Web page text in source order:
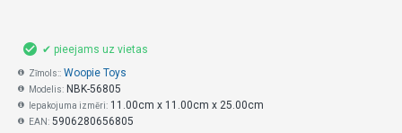
✔ pieejams uz vietas
Zīmols:: Woopie Toys
Modelis: NBK-56805
Iepakojuma izmēri: 11.00cm x 11.00cm x 25.00cm
EAN: 5906280656805